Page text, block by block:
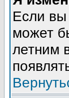
Если вы
может
летним